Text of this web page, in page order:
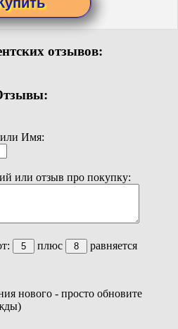
отзывов:
Имя:
или отзыв про покупку:
плюс равняется
нового - просто обновите